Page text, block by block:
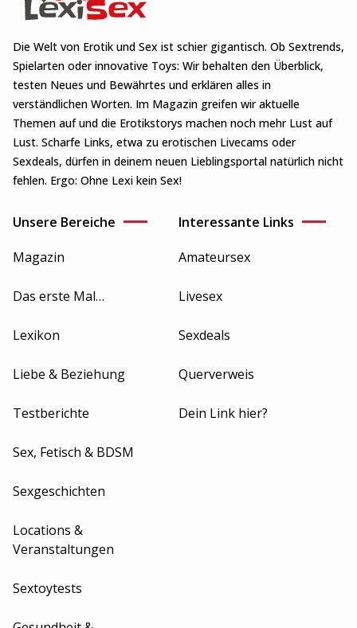
Die Welt von Erotik und Sex ist schier gigantisch. Ob Sextrends,
Spielarten oder innovative Toys: Wir behalten den Überblick,
testen Neues und Bewährtes und erklären alles in
verständlichen Worten. Im Magazin greifen wir aktuelle
Themen auf und die Erotikstorys machen noch mehr Lust auf
Lust. Scharfe Links, etwa zu erotischen Livecams oder
Sexdeals, dürfen in deinem neuen Lieblingsportal natürlich nicht
fehlen. Ergo: Ohne Lexi kein Sex!
Unsere Bereiche
Magazin
Das erste Mal…
Lexikon
Liebe & Beziehung
Testberichte
Sex, Fetisch & BDSM
Sexgeschichten
Locations &
Veranstaltungen
Sextoytests
Interessante Links
Amateursex
Livesex
Sexdeals
Querverweis
Dein Link hier?